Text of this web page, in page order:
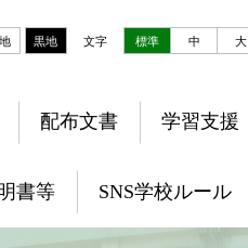
黒地 文字 標準 中 大
配布文書 学習支援
書等 SNS学校ルール